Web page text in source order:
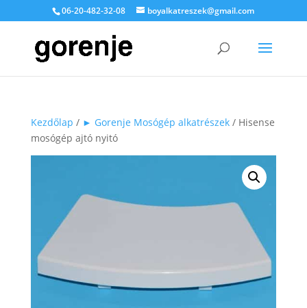
06-20-482-32-08 boyalkatreszek@gmail.com
Kezdőlap / ► Gorenje Mosógép alkatrészek/ Hisense
mosógép ajtó nyitó